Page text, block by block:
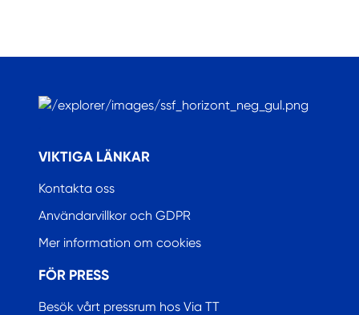
VIKTIGA LÄNKAR
Kontakta oss
Användarvillkor och GDPR
Mer information om cookies
FÖR PRESS
Besök vårt pressrum hos Via TT